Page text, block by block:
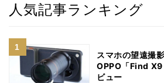
人気記事ランキング
スマホの望遠撮
OPPO「Find
ビュー